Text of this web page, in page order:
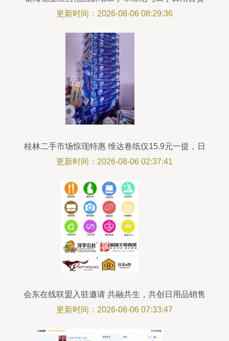
销售业务
更新时间：2026-08-06 08:29:36
桂林二手市场惊现特惠 维达卷纸仅15.9元一提，日
用百货不容错过
更新时间：2026-08-06 02:37:41
会东在线联盟入驻邀请 共融共生，共创日用品销售
新未来
更新时间：2026-08-06 07:33:47